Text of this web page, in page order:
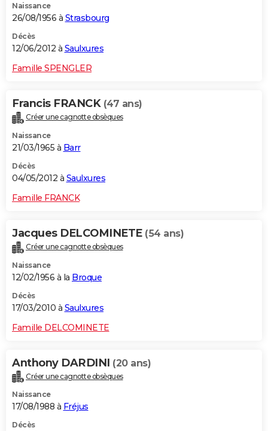
Naissance
26/08/1956 à Strasbourg
Décès
12/06/2012 à Saulxures
Famille SPENGLER
Francis FRANCK (47 ans)
Créer une cagnotte obsèques
Naissance
21/03/1965 à Barr
Décès
04/05/2012 à Saulxures
Famille FRANCK
Jacques DELCOMINETE (54 ans)
Créer une cagnotte obsèques
Naissance
12/02/1956 à la Broque
Décès
17/03/2010 à Saulxures
Famille DELCOMINETE
Anthony DARDINI (20 ans)
Créer une cagnotte obsèques
Naissance
17/08/1988 à Fréjus
Décès